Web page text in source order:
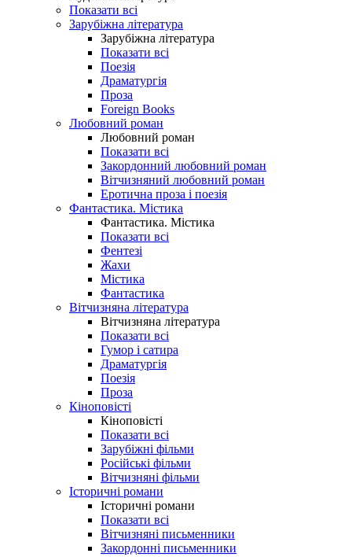
Показати всі
Зарубіжна література
Зарубіжна література
Показати всі
Поезія
Драматургія
Проза
Foreign Books
Любовний роман
Любовний роман
Показати всі
Закордонний любовний роман
Вітчизняний любовний роман
Еротична проза і поезія
Фантастика. Містика
Фантастика. Містика
Показати всі
Фентезі
Жахи
Містика
Фантастика
Вітчизняна література
Вітчизняна література
Показати всі
Гумор і сатира
Драматургія
Поезія
Проза
Кіноповісті
Кіноповісті
Показати всі
Зарубіжні фільми
Російські фільми
Вітчизняні фільми
Історичні романи
Історичні романи
Показати всі
Вітчизняні письменники
Закордонні письменники